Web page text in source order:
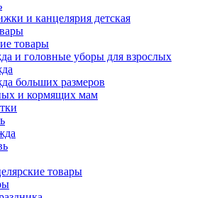
и канцелярия детская
товары
и головные уборы для взрослых
больших размеров
и кормящих мам
товары